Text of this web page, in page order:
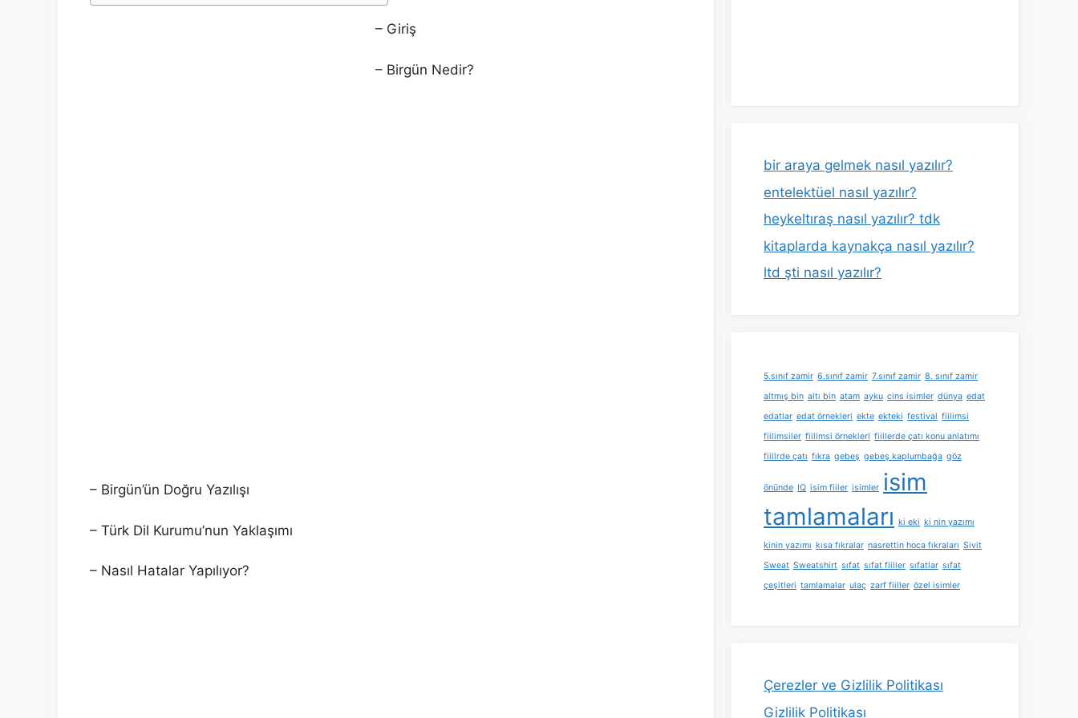
– Giriş
– Birgün Nedir?
– Birgün’ün Doğru Yazılışı
– Türk Dil Kurumu’nun Yaklaşımı
– Nasıl Hatalar Yapılıyor?
bir araya gelmek nasıl yazılır?
entelektüel nasıl yazılır?
heykeltıraş nasıl yazılır? tdk
kitaplarda kaynakça nasıl yazılır?
ltd şti nasıl yazılır?
5.sınıf zamir 6.sınıf zamir 7.sınıf zamir 8. sınıf zamir
altmış bin altı bin atam ayku cins isimler dünya edat
edatlar edat örnekleri ekte ekteki festival fiilimsi
fiilimsiler fiilimsi örnekleri fiillerde çatı konu anlatımı
fiillrde çatı fıkra gebeş gebeş kaplumbağa göz
önünde IQ isim fiiler isimler isim
tamlamaları ki eki ki nin yazımı
kinin yazımı kısa fıkralar nasrettin hoca fıkraları Sivit
Sweat Sweatshirt sıfat sıfat fiiller sıfatlar sıfat
çeşitleri tamlamalar ulaç zarf fiiller özel isimler
Çerezler ve Gizlilik Politikası
Gizlilik Politikası